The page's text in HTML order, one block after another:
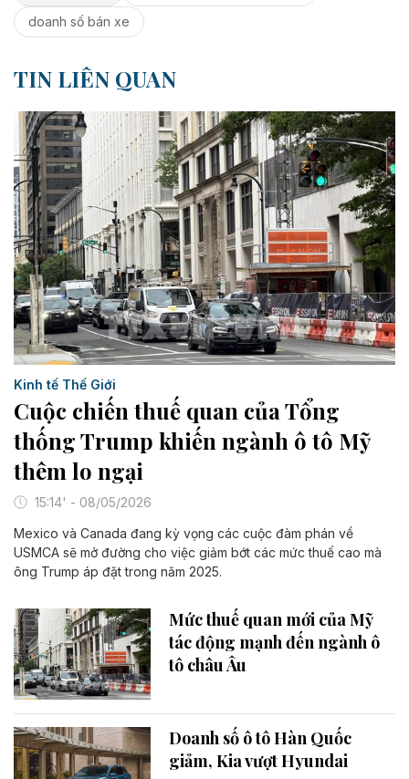
doanh số bán xe
TIN LIÊN QUAN
Kinh tế Thế Giới
Cuộc chiến thuế quan của Tổng
thống Trump khiến ngành ô tô Mỹ
thêm lo ngại
15:14' - 08/05/2026
Mexico và Canada đang kỳ vọng các cuộc đàm phán về
USMCA sẽ mở đường cho việc giảm bớt các mức thuế cao mà
ông Trump áp đặt trong năm 2025.
Mức thuế quan mới của Mỹ
tác động mạnh đến ngành ô
tô châu Âu
Doanh số ô tô Hàn Quốc
giảm, Kia vượt Hyundai